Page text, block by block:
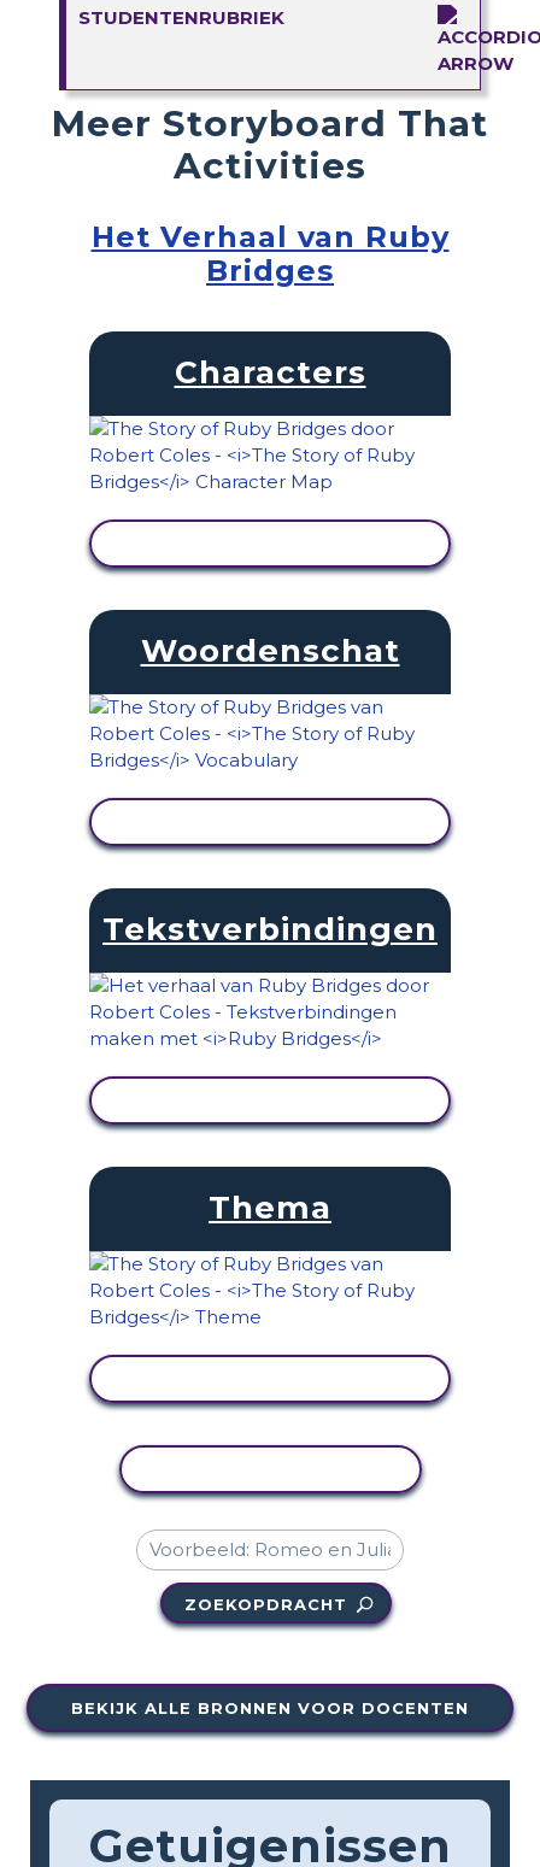
STUDENTENRUBRIEK
Meer Storyboard That
Activities
Het Verhaal van Ruby
Bridges
Characters
Woordenschat
Tekstverbindingen
Thema
ZOEKOPDRACHT
BEKIJK ALLE BRONNEN VOOR DOCENTEN
Getuigenissen